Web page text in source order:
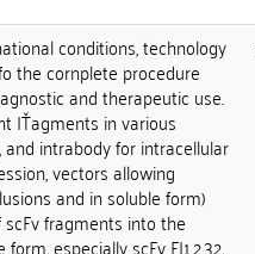
conditions, technology
the cornplete procedure
and therapeutic use.
|Ťagments in various
intrabody for intracellular
vectors allowing
and in soluble form)
fragments into the
especially scFv F|1.2.32,